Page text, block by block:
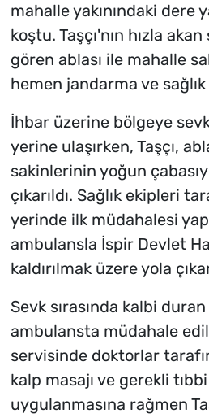
mahalle yakınındaki dere
koştu. Taşçı'nın hızla
gören ablası ile mahalle
hemen jandarma ve
İhbar üzerine bölgeye
yerine ulaşırken, Taşçı,
sakinlerinin yoğun
çıkarıldı. Sağlık ekipleri
yerinde ilk müdahalesi
ambulansla İspir Devlet
kaldırılmak üzere yola
Sevk sırasında kalbi duran
ambulansta müdahale
servisinde doktorlar
kalp masajı ve gerekli
uygulanmasına rağmen